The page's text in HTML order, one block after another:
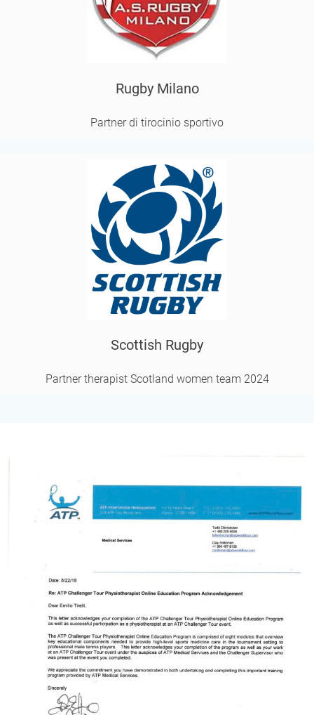
Rugby Milano
Partner di tirocinio sportivo
Scottish Rugby
Partner therapist Scotland women team 2024